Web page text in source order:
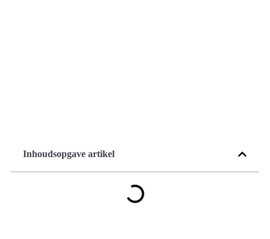
Inhoudsopgave artikel